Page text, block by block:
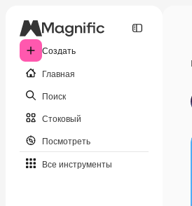
Создать
Главная
Поиск
Стоковый
Посмотреть
Все инструменты